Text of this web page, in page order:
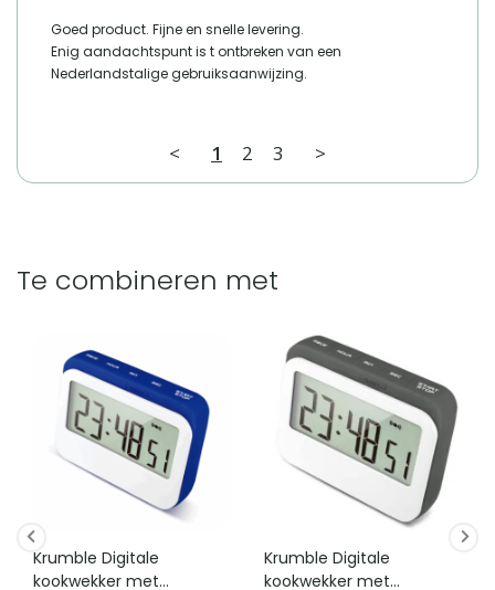
Goed product. Fijne en snelle levering.
Enig aandachtspunt is t ontbreken van een
Nederlandstalige gebruiksaanwijzing.
< 1 2 3 >
Te combineren met
Krumble Digitale
kookwekker met
Krumble Digitale
kookwekker met